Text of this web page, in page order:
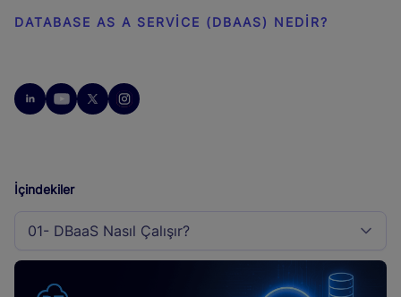
DATABASE AS A SERVICE (DBAAS) NEDIR?
İçindekiler
01- DBaaS Nasıl Çalışır?